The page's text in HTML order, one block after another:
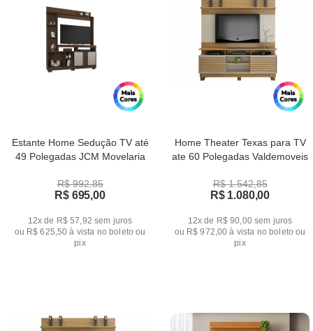
Estante Home Sedução TV até
49 Polegadas JCM Movelaria
R$ 992,85
R$ 695,00
12x de R$ 57,92 sem juros
ou R$ 625,50 à vista no boleto ou
pix
Home Theater Texas para TV
ate 60 Polegadas Valdemoveis
R$ 1.542,85
R$ 1.080,00
12x de R$ 90,00 sem juros
ou R$ 972,00 à vista no boleto ou
pix